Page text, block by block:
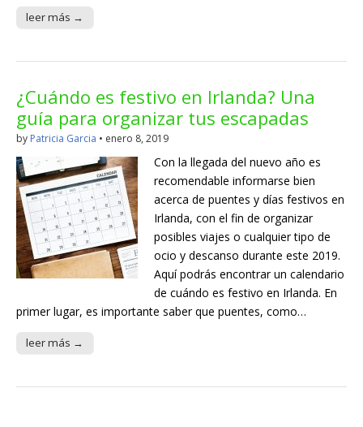
leer más →
¿Cuándo es festivo en Irlanda? Una
guía para organizar tus escapadas
by Patricia Garcia • enero 8, 2019
Con la llegada del nuevo año es
recomendable informarse bien
acerca de puentes y días festivos en
Irlanda, con el fin de organizar
posibles viajes o cualquier tipo de
ocio y descanso durante este 2019.
Aquí podrás encontrar un calendario
de cuándo es festivo en Irlanda. En
primer lugar, es importante saber que puentes, como…
leer más →